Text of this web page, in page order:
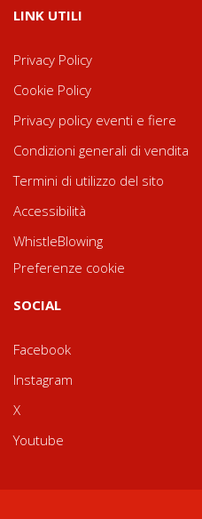
LINK UTILI
Privacy Policy
Cookie Policy
Privacy policy eventi e fiere
Condizioni generali di vendita
Termini di utilizzo del sito
Accessibilità
WhistleBlowing
Preferenze cookie
SOCIAL
Facebook
Instagram
X
Youtube